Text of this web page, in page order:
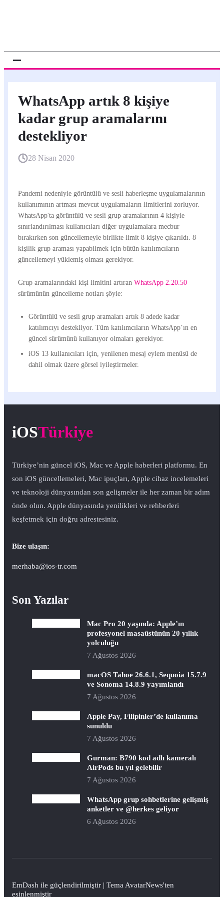
WhatsApp artık 8 kişiye
kadar grup aramalarını
destekliyor
28 Nisan 2020
Pandemi nedeniyle görüntülü ve sesli haberleşme uygulamalarının
kullanımının artması mevcut uygulamaların limitlerini zorluyor.
WhatsApp'ta görüntülü ve sesli grup aramalarının 4 kişiyle
sınırlandırılması kullanıcıları diğer uygulamalara mecbur
bırakırken son güncellemeyle birlikte limit 8 kişiye çıkarıldı. 8
kişilik grup araması yapabilmek için bütün katılımcıların
güncellemeyi yüklemiş olması gerekiyor.
Grup aramalarındaki kişi limitini artıran WhatsApp 2.20.50
sürümünün güncelleme notları şöyle:
Görüntülü ve sesli grup aramaları artık 8 adede kadar
katılımcıyı destekliyor. Tüm katılımcıların WhatsApp’ın en
güncel sürümünü kullanıyor olmaları gerekiyor.
iOS 13 kullanıcıları için, yenilenen mesaj eylem menüsü de
dahil olmak üzere görsel iyileştirmeler.
iOSTürkiye
Türkiye’nin güncel iOS, Mac ve Apple haberleri platformu. En
son iOS güncellemeleri, Mac ipuçları, Apple cihaz incelemeleri
ve teknoloji dünyasından son gelişmeler ile her zaman bir adım
önde olun. Apple dünyasında yenilikleri ve rehberleri
keşfetmek için doğru adrestesiniz.
Bize ulaşın:
merhaba@ios-tr.com
Son Yazılar
Mac Pro 20 yaşında: Apple’ın
profesyonel masaüstünün 20 yıllık
yolculuğu
7 Ağustos 2026
macOS Tahoe 26.6.1, Sequoia 15.7.9
ve Sonoma 14.8.9 yayımlandı
7 Ağustos 2026
Apple Pay, Filipinler’de kullanıma
sunuldu
7 Ağustos 2026
Gurman: B790 kod adlı kameralı
AirPods bu yıl gelebilir
7 Ağustos 2026
WhatsApp grup sohbetlerine gelişmiş
anketler ve @herkes geliyor
6 Ağustos 2026
EmDash ile güçlendirilmiştir | Tema AvatarNews'ten
esinlenmiştir